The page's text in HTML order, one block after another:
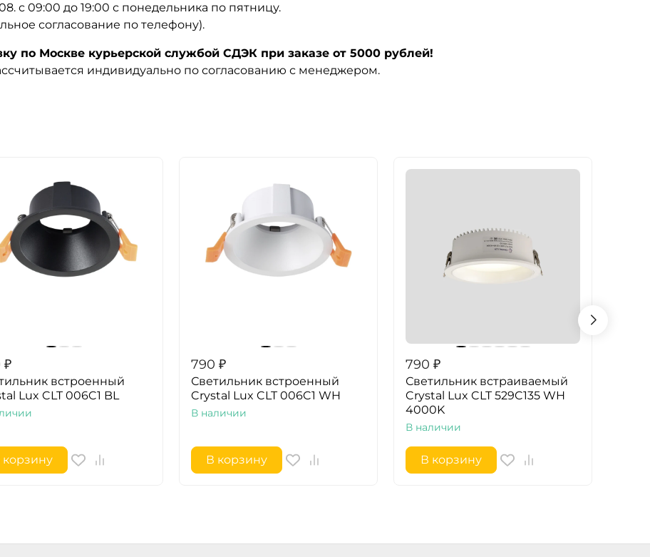
с 09:00 до 19:00 с понедельника по пятницу.
согласование по телефону).
по Москве курьерской службой СДЭК при заказе от 5000 рублей!
индивидуально по согласованию с менеджером.
₽
встроенный
Lux CLT 006C1 BL
корзину
790 ₽
Светильник встроенный
Crystal Lux CLT 006C1 WH
В наличии
В корзину
790 ₽
Светильник встраиваемый
Crystal Lux CLT 529C135 WH
4000K
В наличии
В корзину